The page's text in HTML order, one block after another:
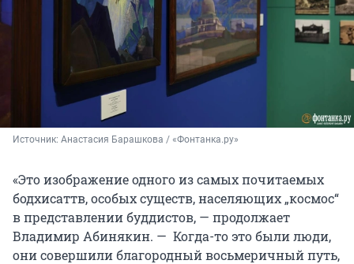
Источник: Анастасия Барашкова / «Фонтанка.ру»
«Это изображение одного из самых почитаемых
бодхисаттв, особых существ, населяющих „космос“
в представлении буддистов, — продолжает
Владимир Абинякин. — Когда-то это были люди,
они совершили благородный восьмеричный путь,